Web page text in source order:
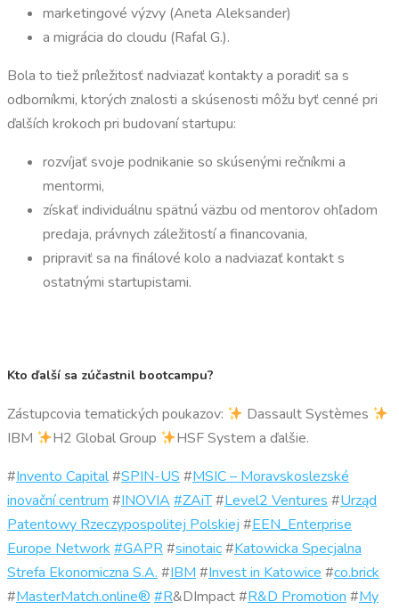
marketingové výzvy (Aneta Aleksander)
a migrácia do cloudu (Rafal G.).
Bola to tiež príležitosť nadviazať kontakty a poradiť sa s
odborníkmi, ktorých znalosti a skúsenosti môžu byť cenné pri
ďalších krokoch pri budovaní startupu:
rozvíjať svoje podnikanie so skúsenými rečníkmi a
mentormi,
získať individuálnu spätnú väzbu od mentorov ohľadom
predaja, právnych záležitostí a financovania,
pripraviť sa na finálové kolo a nadviazať kontakt s
ostatnými startupistami.
Kto ďalší sa zúčastnil bootcampu?
Zástupcovia tematických poukazov:
Dassault Systèmes
IBM
H2 Global Group
HSF System a ďalšie.
#Invento Capital#SPIN-US #MSIC – Moravskoslezské
inovační centrum #INOVIA #ZAiT#Level2 Ventures #Urząd
Patentowy Rzeczypospolitej Polskiej #EEN_Enterprise
Europe Network #GAPR#sinotaic#Katowicka Specjalna
Strefa Ekonomiczna S.A. #IBM #Invest in Katowice #co.brick
#MasterMatch.online® #R&DImpact #R&D Promotion #My